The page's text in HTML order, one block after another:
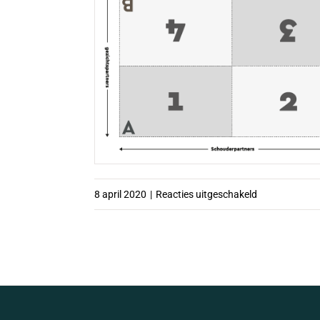
8 april 2020 | Reacties uitgeschakeld
zwartwit